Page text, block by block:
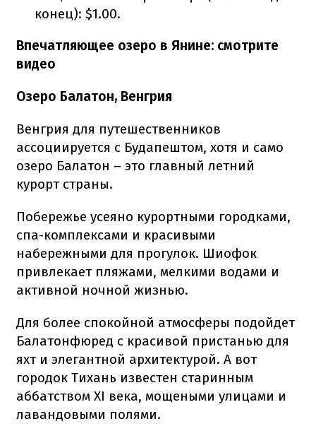
конец): $1.00.
Впечатляющее озеро в Янине: смотрите
видео
Озеро Балатон, Венгрия
Венгрия для путешественников
ассоциируется с Будапештом, хотя и само
озеро Балатон – это главный летний
курорт страны.
Побережье усеяно курортными городками,
спа-комплексами и красивыми
набережными для прогулок. Шиофок
привлекает пляжами, мелкими водами и
активной ночной жизнью.
Для более спокойной атмосферы подойдет
Балатонфюред с красивой пристанью для
яхт и элегантной архитектурой. А вот
городок Тихань известен старинным
аббатством XI века, мощеными улицами и
лавандовыми полями.